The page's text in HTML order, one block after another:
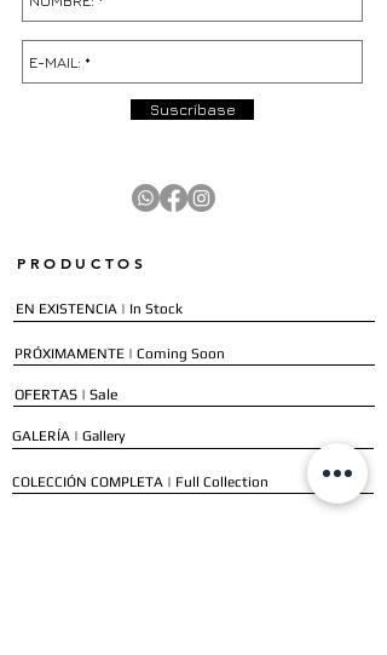
Suscríbase
PRODUCTOS
EN EXISTENCIA | In Stock
PRÓXIMAMENTE | Coming Soon
OFERTAS | Sale
GALERÍA | Gallery
COLECCIÓN COMPLETA | Full Collection